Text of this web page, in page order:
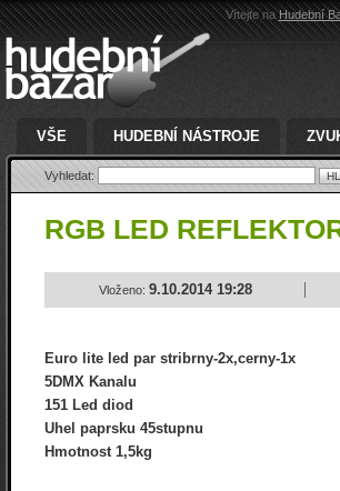
Vítejte naHudební
VŠE HUDEBNÍ NÁSTROJE
Vyhledat:
RGB LED
Vloženo: 9.10.2014 19:28
Euro lite led par stribrny-2x,cerny-1x
5DMX Kanalu
151 Led diod
Uhel paprsku 45stupnu
Hmotnost 1,5kg